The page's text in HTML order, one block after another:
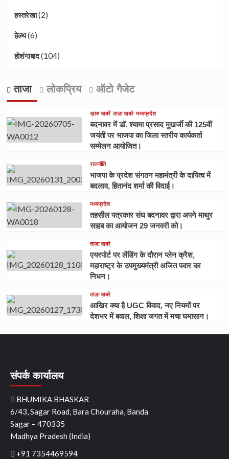
हस्तरेखा(2)
हेल्थ(6)
होशंगाबाद(104)
ताजा लोकप्रिय ऑटो गैजेट
ख़ास खबरें ताज़ा खबरे मध्यप्रदेश
बदनावर में डॉ. श्यामा प्रसाद मुखर्जी की 125वीं
जयंती पर भाजपा का जिला स्तरीय कार्यकर्ता
सम्मेलन आयोजित।
राजनीति
भाजपा के प्रदेश संगठन महामंत्री के दायित्व में
बदलाव, हितानंद शर्मा की विदाई।
मध्यप्रदेश
तहसील पत्रकार संघ बदनावर द्वारा अपने माथुर
साहब का आयोजन 29 जनवरी को।
ताज़ा खबरे
एयरपोर्ट पर लेंडिंग के दौरान प्लेन क्रैश,
महाराष्ट्र के उपमुख्यमंत्री अजित पवार का
निधन।
ताज़ा खबरे
आखिर क्या है UGC विवाद, नए नियमों पर
देशभर में बवाल, शिक्षा जगत में मचा घमासान।
संपर्क कार्यालय
BHUMIKA BHASKAR
6/43, Sagar Road, Bara Chouraha, Banda
Sagar – 470335
Madhya Pradesh (India)
+91 7354469594